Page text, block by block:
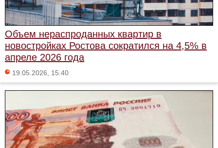
Объем нераспроданных квартир в
новостройках Ростова сократился на 4,5% в
апреле 2026 года
19.05.2026, 15:40